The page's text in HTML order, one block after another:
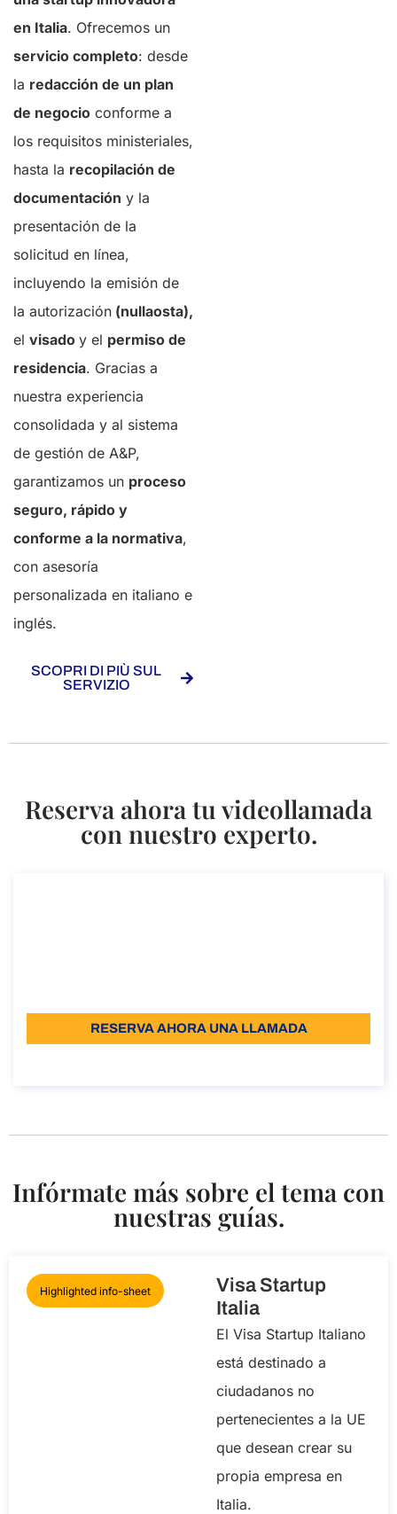
en Italia. Ofrecemos un
servicio completo: desde
la redacción de un plan
de negocio conforme a
los requisitos ministeriales,
hasta la recopilación de
documentación y la
presentación de la
solicitud en línea,
incluyendo la emisión de
la autorización (nullaosta),
el visado y el permiso de
residencia. Gracias a
nuestra experiencia
consolidada y al sistema
de gestión de A&P,
garantizamos un proceso
seguro, rápido y
conforme a la normativa,
con asesoría
personalizada en italiano e
inglés.
SCOPRI DI PIÙ SUL
SERVIZIO
Reserva ahora tu videollamada
con nuestro experto.
RESERVA AHORA UNA LLAMADA
Infórmate más sobre el tema con
nuestras guías.
Highlighted info-sheet
Visa Startup
Italia
El Visa Startup Italiano
está destinado a
ciudadanos no
pertenecientes a la UE
que desean crear su
propia empresa en
Italia.